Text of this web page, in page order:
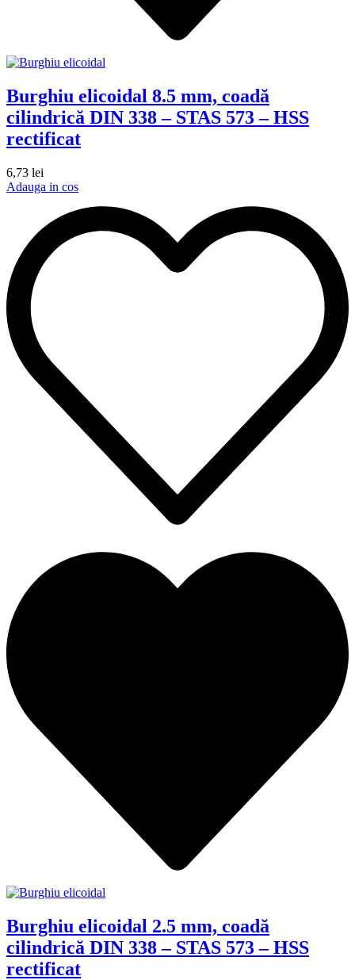
Burghiu elicoidal 8.5 mm, coadă
cilindrică DIN 338 – STAS 573 – HSS
rectificat
6,73 lei
Adauga in cos
Burghiu elicoidal 2.5 mm, coadă
cilindrică DIN 338 – STAS 573 – HSS
rectificat